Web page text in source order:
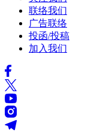
联络我们
广告联络
投函/投稿
加入我们